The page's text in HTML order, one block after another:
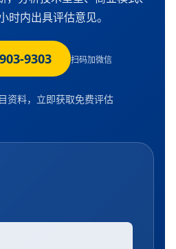
时内出具评估意见。
9303 扫码加微信
资料，立即获取免费评估